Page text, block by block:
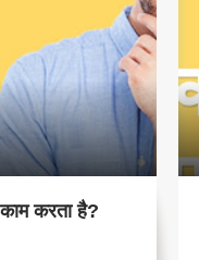
करता है?